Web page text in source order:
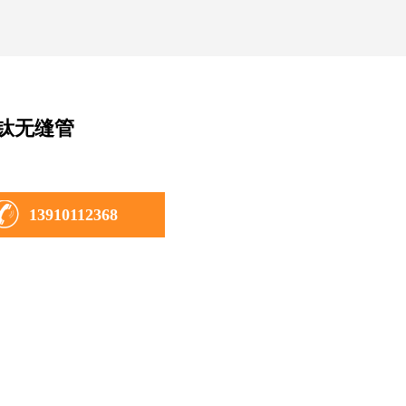
无缝管
13910112368